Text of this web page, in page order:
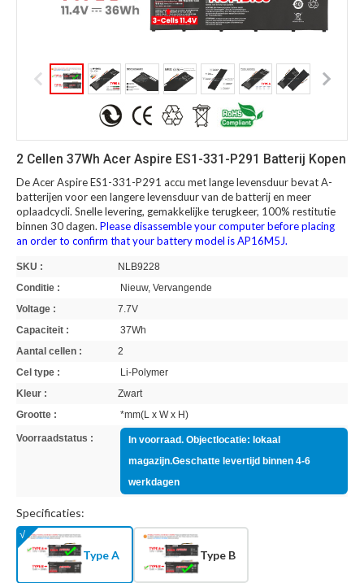
2 Cellen 37Wh Acer Aspire ES1-331-P291 Batterij Kopen
De Acer Aspire ES1-331-P291 accu met lange levensduur bevat A-
batterijen voor een langere levensduur van de batterij en meer
oplaadcycli. Snelle levering, gemakkelijke terugkeer, 100% restitutie
binnen 30 dagen. Please disassemble your computer before placing
an order to confirm that your battery model is AP16M5J.
SKU :
NLB9228
Conditie :
Nieuw, Vervangende
Voltage :
7.7V
Capaciteit :
37Wh
Aantal cellen :
2
Cel type :
Li-Polymer
Kleur :
Zwart
Grootte :
*mm(L x W x H)
Voorraadstatus :
In voorraad. Objectlocatie: lokaal
magazijn.Geschatte levertijd binnen 4-6
werkdagen
Specificaties:
Type A Type B